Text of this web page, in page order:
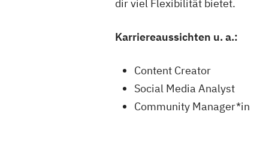
dir viel Flexibilität bietet.
Karriereaussichten u. a.:
Content Creator
Social Media Analyst
Community Manager*in